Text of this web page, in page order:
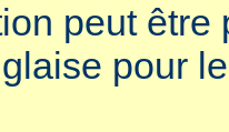
peut être
pour